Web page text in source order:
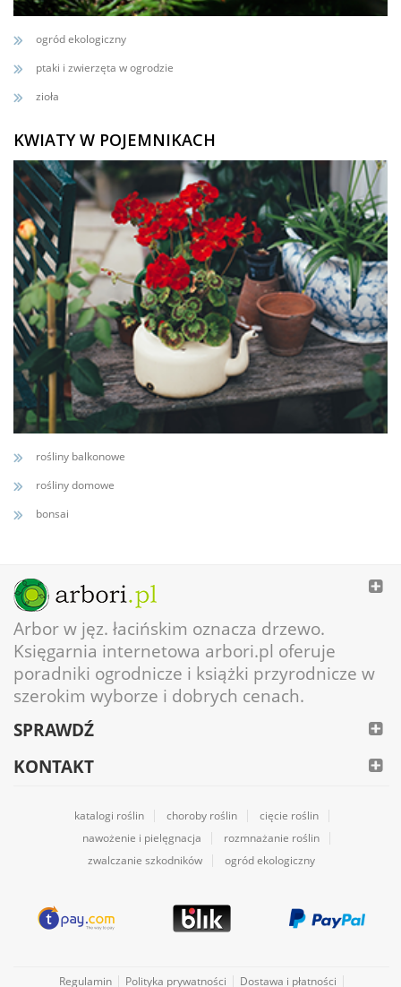
ogród ekologiczny
ptaki i zwierzęta w ogrodzie
zioła
KWIATY W POJEMNIKACH
rośliny balkonowe
rośliny domowe
bonsai
Arbor w jęz. łacińskim oznacza drzewo.
Księgarnia internetowa arbori.pl oferuje
poradniki ogrodnicze i książki przyrodnicze w
szerokim wyborze i dobrych cenach.
SPRAWDŹ
KONTAKT
katalogi roślin choroby roślin
cięcie roślin
nawożenie i pielęgnacja
rozmnażanie roślin
zwalczanie szkodników
ogród ekologiczny
Regulamin Polityka prywatności Dostawa i płatności